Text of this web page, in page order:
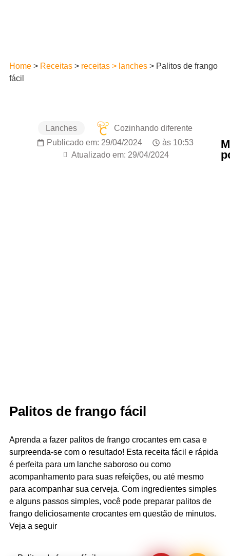
Home> Receitas> receitas > lanches> Palitos de frango
fácil
Lanches
Cozinhando diferente
Publicado em: 29/04/2024 às 10:53
Atualizado em: 29/04/2024
Palitos de frango fácil
Aprenda a fazer palitos de frango crocantes em casa e
surpreenda-se com o resultado! Esta receita fácil e rápida
é perfeita para um lanche saboroso ou como
acompanhamento para suas refeições, ou até mesmo
para acompanhar sua cerveja. Com ingredientes simples
e alguns passos simples, você pode preparar palitos de
frango deliciosamente crocantes em questão de minutos.
Veja a seguir